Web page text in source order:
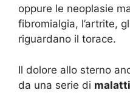
oppure le neoplasie
fibromialgia, l’artrite,
riguardano il torace.
Il dolore allo sterno
da una serie di